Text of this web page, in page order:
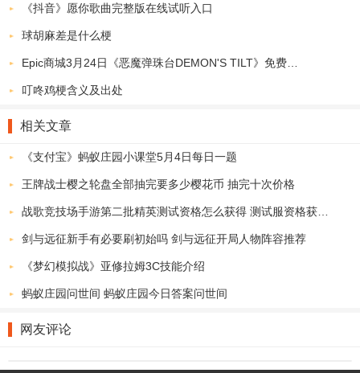
《抖音》愿你歌曲完整版在线试听入口
球胡麻差是什么梗
叮咚鸡梗含义及出处
相关文章
《支付宝》蚂蚁庄园小课堂5月4日每日一题
王牌战士樱之轮盘全部抽完要多少樱花币 抽完十次价格
剑与远征新手有必要刷初始吗 剑与远征开局人物阵容推荐
《梦幻模拟战》亚修拉姆3C技能介绍
蚂蚁庄园问世间 蚂蚁庄园今日答案问世间
网友评论